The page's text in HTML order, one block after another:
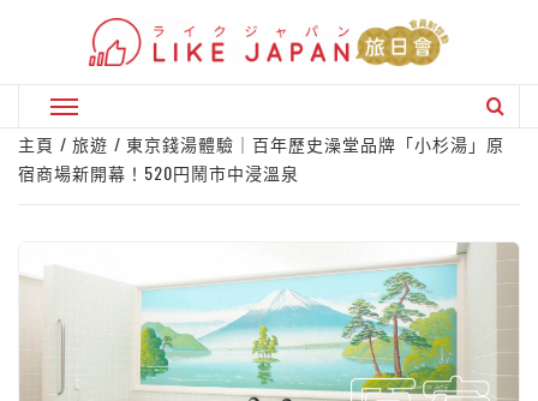
Primary
Menu
主頁 旅遊
東京錢湯體驗｜百年歷史澡堂品牌「小杉湯」原
宿商場新開幕！520円鬧市中浸溫泉